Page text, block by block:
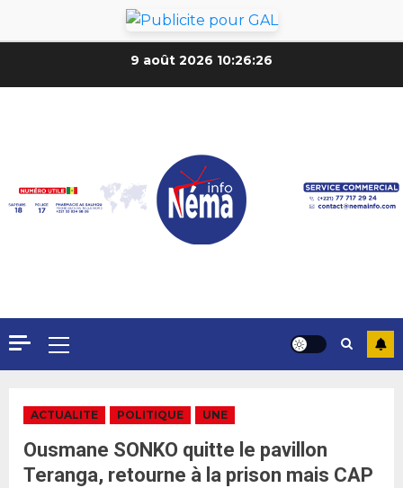
9 août 2026 10:26:28
ACTUALITE POLITIQUE UNE
Ousmane SONKO quitte le pavillon
Teranga, retourne à la prison mais CAP